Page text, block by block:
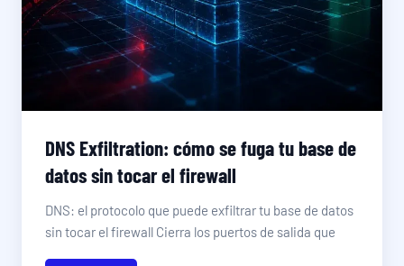
DNS Exfiltration: cómo se fuga tu base de
datos sin tocar el firewall
DNS: el protocolo que puede exfiltrar tu base de datos
sin tocar el firewall Cierra los puertos de salida que